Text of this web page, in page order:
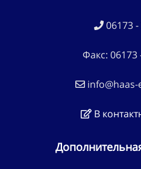
06173
Факс: 06173
В